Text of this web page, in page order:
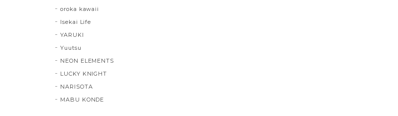
oroka kawaii
Isekai Life
YARUKI
Yuutsu
NEON ELEMENTS
LUCKY KNIGHT
NARISOTA
MABU KONDE